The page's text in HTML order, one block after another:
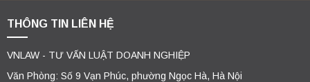
THÔNG TIN LIÊN HỆ
VNLAW - TƯ VẤN LUẬT DOANH NGHIỆP
Văn Phòng: Số 9 Vạn Phúc, phường Ngọc Hà, Hà Nội